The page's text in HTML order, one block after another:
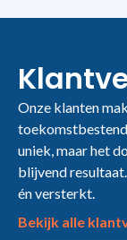
Onze klanten
uniek, maar het
blijvend
én versterkt.
Bekijk alle